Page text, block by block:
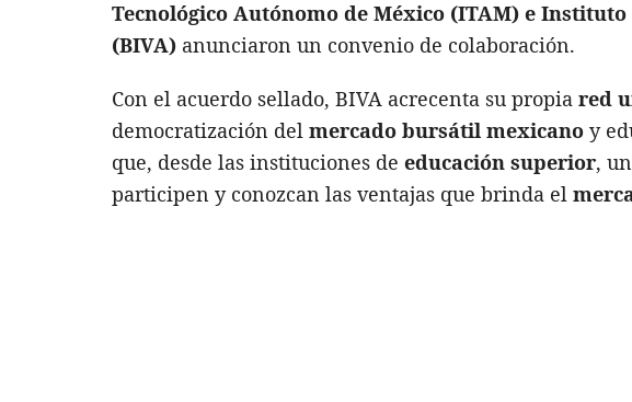
Tecnológico Autónomo de México (ITAM) e
(BIVA) anunciaron un convenio de colaboración.
Con el acuerdo sellado, BIVA acrecenta su propia red
democratización del mercado bursátil mexicano y
que, desde las instituciones de educación superior,
participen y conozcan las ventajas que brinda el